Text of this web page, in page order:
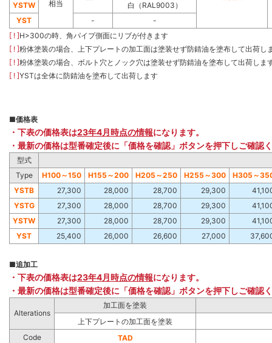
相当
YSTW
白（RAL9003）
YST
-
-
[ ! ]H>300の時、角パイプ側面にリブが付きます
[ ! ]粉体塗装の場合、上下プレートの加工面は塗装せず防錆油を塗布して出荷し
[ ! ]粉体塗装の場合、ボルト穴とノック穴は塗装せず防錆油を塗布して出荷しま
[ ! ]YSTは全体に防錆油を塗布して出荷します
■価格表
・下表の価格表は23年4月時点の情報になります。
・最新の価格は型番確定後に「価格を確認」ボタンを押下しご確認
型式
Type
H100～150 H155～200 H205～250 H255～300
H305～
YSTB
27,300 28,000 28,700 29,300
YSTG
27,300 28,000 28,700 29,300
YSTW
27,300 28,000 28,700 29,300
YST
25,400 26,000 26,600 27,000
■追加工
・下表の価格表は23年4月時点の情報になります。
・最新の価格は型番確定後に「価格を確認」ボタンを押下しご確認
Alterations
加工面を塗装
上下プレートの加工面を塗装
Code
TAD